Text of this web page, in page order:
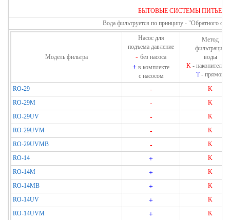
БЫТОВЫЕ СИСТЕМЫ
Вода фильтруется по принципу - "Обратного
Модель фильтра
Насос для
подъема давление
- без насоса
+ в комплекте
с насосом
Метод
фильтрации
воды
K-
T- прямой
RO-29
-
K
RO-29M
-
K
RO-29UV
-
K
RO-29UVM
-
K
RO-29UVMB
-
K
RO-14
+
K
RO-14M
+
K
RO-14MB
+
K
RO-14UV
+
K
RO-14UVM
+
K